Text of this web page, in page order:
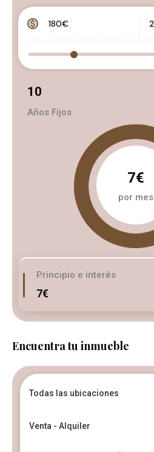
10
Años Fijos
7€
por mes
Principio e interés
7€
Encuentra tu inmueble
Todas las ubicaciones
Venta - Alquiler